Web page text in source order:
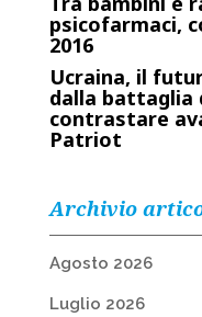
psicofarmaci,
2016
Ucraina, il
dalla battaglia
contrastare
Patriot
Archivio
Agosto 2026
Luglio 2026